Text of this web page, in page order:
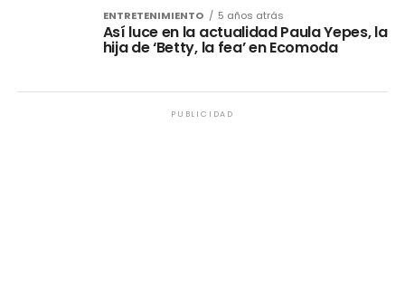
ENTRETENIMIENTO 5 años atrás
Así luce en la actualidad Paula Yepes, la
hija de ‘Betty, la fea’ en Ecomoda
PUBLICIDAD